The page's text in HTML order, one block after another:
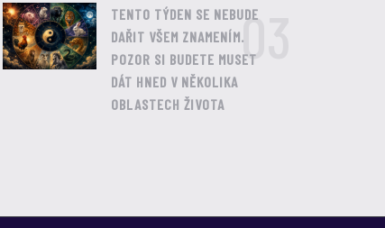
TENTO TÝDEN SE NEBUDE
DAŘIT VŠEM ZNAMENÍM.
POZOR SI BUDETE MUSET
DÁT HNED V NĚKOLIKA
OBLASTECH ŽIVOTA
03